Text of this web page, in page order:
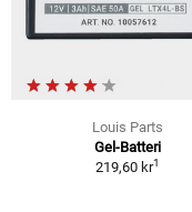
Louis Parts
Gel-Batteri
219,60 kr1